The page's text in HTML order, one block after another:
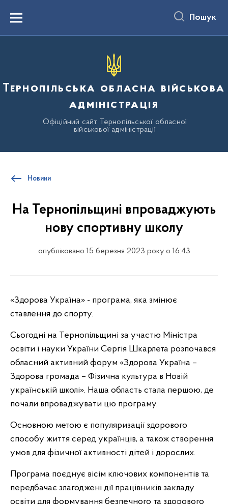
вмістуMenu Пошук
Тернопільська обласна військова
адміністрація
Офіційний сайт Тернопільської обласної
військової адміністрації
Новини
На Тернопільщині впроваджують
нову спортивну школу
опубліковано 15 березня 2023 року о 16:43
«Здорова Україна» - програма, яка змінює
ставлення до спорту.
Сьогодні на Тернопільщині за участю Міністра
освіти і науки України Сергія Шкарлета розпочався
обласний активний форум «Здорова Україна –
Здорова громада – Фізична культура в Новій
українській школі». Наша область стала першою, де
почали впроваджувати цю програму.
Основною метою є популяризації здорового
способу життя серед українців, а також створення
умов для фізичної активності дітей і дорослих.
Програма поєднує вісім ключових компонентів та
передбачає злагоджені дії працівників закладу
освіти для формування безпечного та здорового